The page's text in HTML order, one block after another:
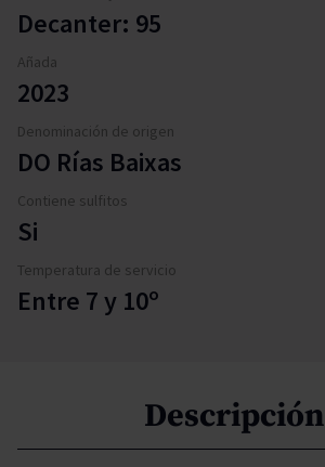
Decanter: 95
Añada
2023
Denominación de origen
DO Rías Baixas
Contiene sulfitos
Si
Temperatura de servicio
Entre 7 y 10º
Descripción